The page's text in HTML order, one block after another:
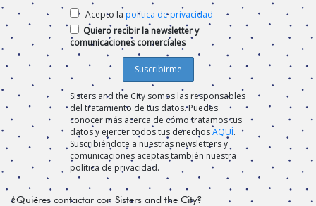
Acepto la política de privacidad
Quiero recibir la newsletter y
comunicaciones comerciales
Sisters and the City somos las responsables
del tratamiento de tus datos. Puedes
conocer más acerca de cómo tratamos tus
datos y ejercer todos tus derechosAQUÍ.
Suscribiéndote a nuestras newsletters y
comunicaciones aceptas también nuestra
política de privacidad.
¿Quiéres contactar con Sisters and the City?